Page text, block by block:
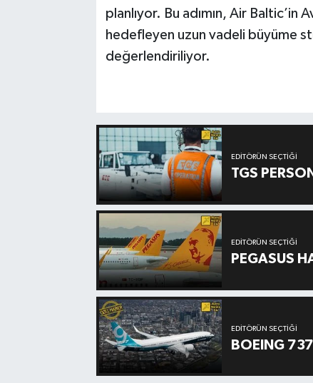
planlıyor. Bu adımın, Air
hedefleyen uzun vadeli büyüme
değerlendiriliyor.
EDITÖRÜN SEÇTIĞI
TGS
EDITÖRÜN SEÇTIĞI
PEGASUS
EDITÖRÜN SEÇTIĞI
BOEING